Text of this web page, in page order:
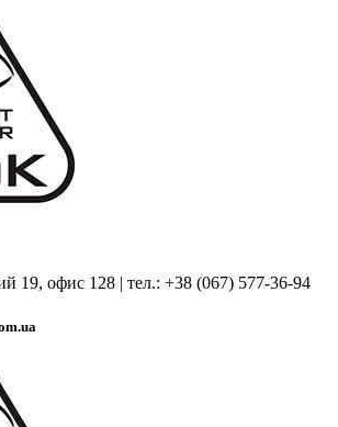
19, офис 128 | тел.: +38 (067) 577-36-94